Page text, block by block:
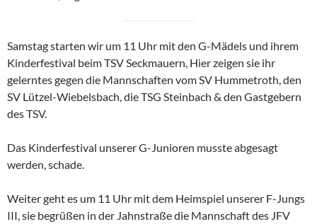
Samstag starten wir um 11 Uhr mit den G-Mädels und ihrem
Kinderfestival beim TSV Seckmauern, Hier zeigen sie ihr
gelerntes gegen die Mannschaften vom SV Hummetroth, den
SV Lützel-Wiebelsbach, die TSG Steinbach & den Gastgebern
des TSV.
Das Kinderfestival unserer G-Junioren musste abgesagt
werden, schade.
Weiter geht es um 11 Uhr mit dem Heimspiel unserer F-Jungs
III, sie begrüßen in der Jahnstraße die Mannschaft des JFV